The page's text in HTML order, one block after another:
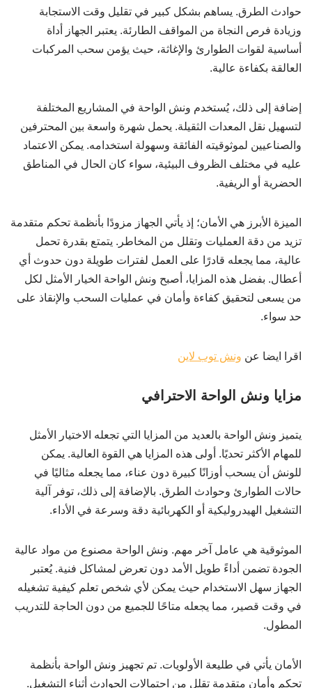
حوادث الطرق. يساهم بشكل كبير في تقليل وقت الاستجابة
وزيادة فرص النجاة من المواقف الطارئة. يعتبر الجهاز أداة
أساسية لقوات الطوارئ والإغاثة، حيث يؤمن سحب المركبات
العالقة بكفاءة عالية.
إضافة إلى ذلك، يُستخدم ونش الواحة في المشاريع المختلفة
لتسهيل نقل المعدات الثقيلة. يحمل شهرة واسعة بين المحترفين
والصناعيين لموثوقيته الفائقة وسهولة استخدامه. يمكن الاعتماد
عليه في مختلف الظروف البيئية، سواء كان الحال في المناطق
الحضرية أو الريفية.
الميزة الأبرز هي الأمان؛ إذ يأتي الجهاز مزودًا بأنظمة تحكم متقدمة
تزيد من دقة العمليات وتقلل من المخاطر. يتمتع بقدرة تحمل
عالية، مما يجعله قادرًا على العمل لفترات طويلة دون حدوث أي
أعطال. بفضل هذه المزايا، أصبح ونش الواحة الخيار الأمثل لكل
من يسعى لتحقيق كفاءة وأمان في عمليات السحب والإنقاذ على
حد سواء.
اقرا ايضا عن ونش توب لاين
مزايا ونش الواحة الاحترافي
يتميز ونش الواحة بالعديد من المزايا التي تجعله الاختيار الأمثل
للمهام الأكثر تحديًا. أولى هذه المزايا هي القوة العالية. يمكن
للونش أن يسحب أوزانًا كبيرة دون عناء، مما يجعله مثاليًا في
حالات الطوارئ وحوادث الطرق. بالإضافة إلى ذلك، توفر آلية
التشغيل الهيدروليكية أو الكهربائية دقة وسرعة في الأداء.
الموثوقية هي عامل آخر مهم. ونش الواحة مصنوع من مواد عالية
الجودة تضمن أداءً طويل الأمد دون تعرض لمشاكل فنية. يُعتبر
الجهاز سهل الاستخدام حيث يمكن لأي شخص تعلم كيفية تشغيله
في وقت قصير، مما يجعله متاحًا للجميع من دون الحاجة للتدريب
المطول.
الأمان يأتي في طليعة الأولويات. تم تجهيز ونش الواحة بأنظمة
تحكم وأمان متقدمة تقلل من احتمالات الحوادث أثناء التشغيل.